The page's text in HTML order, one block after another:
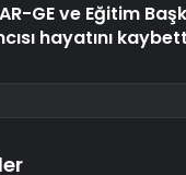
GE ve Eğitim
hayatını